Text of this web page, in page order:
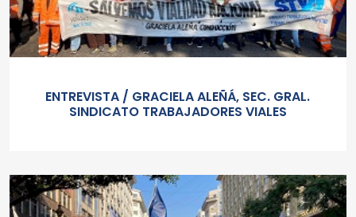
ENTREVISTA / GRACIELA ALEÑÁ, SEC. GRAL.
SINDICATO TRABAJADORES VIALES